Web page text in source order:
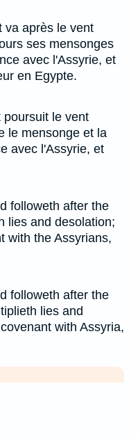
va après le vent
ses mensonges
avec l'Assyrie, et
en Egypte.
poursuit le vent
le mensonge et la
avec l'Assyrie, et
followeth after the
lies and desolation;
with the Assyrians,
followeth after the
lies and
with Assyria,